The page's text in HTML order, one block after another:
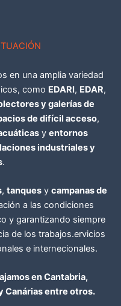
en una amplia variedad
como EDARI, EDAR,
y galerías de
de difícil acceso,
y entornos
industriales y
.
, tanques y campanas de
a las condiciones
y garantizando siempre
de los trabajos.ervicios
e internecionales.
en Cantabria,
Canárias entre otros.